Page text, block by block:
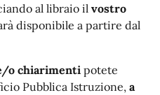
al libraio il vostro
disponibile a partire dal
o chiarimenti potete
Pubblica Istruzione, a